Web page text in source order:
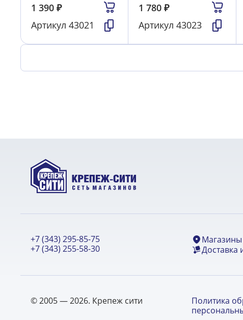
1 390 ₽
Артикул 43021
1 780₽
Артикул43023
+7 (343) 295-85-75
+7 (343) 255-58-30
Магазины
Доставка
© 2005 — 2026. Крепеж сити
Политика